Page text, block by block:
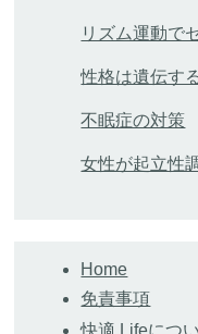
リズム運動で
性格は遺伝す
不眠症の対策
女性が起立性
Home
免責事項
快適.Lifeにつ